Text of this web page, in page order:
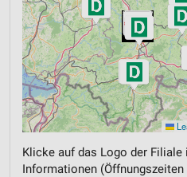
Klicke auf das Logo der Filiale
Informationen